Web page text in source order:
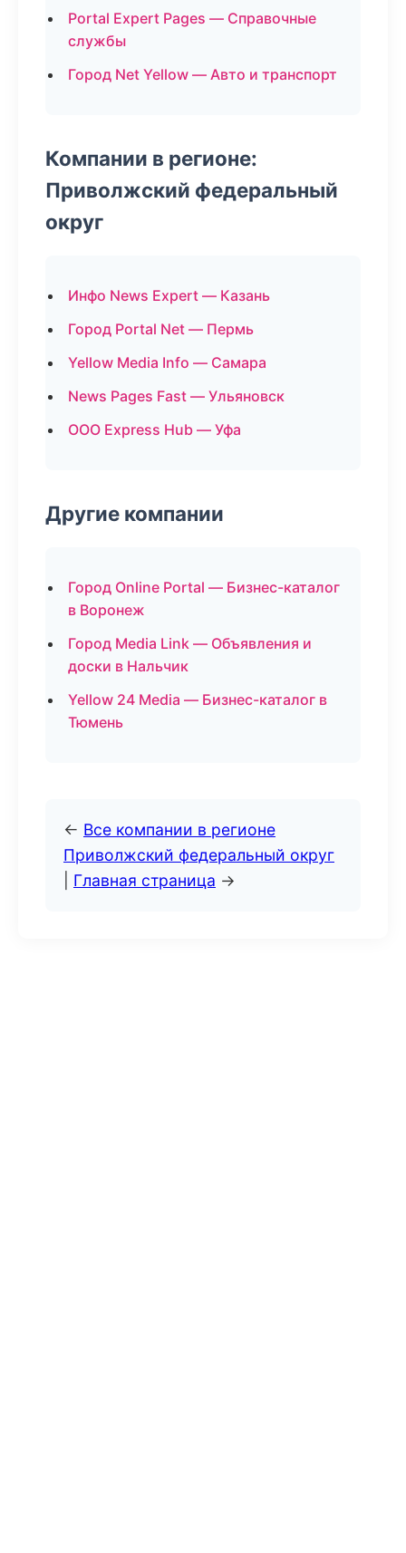
Portal Expert Pages — Справочные
службы
Город Net Yellow — Авто и транспорт
Компании в регионе:
Приволжский федеральный
округ
Инфо News Expert — Казань
Город Portal Net — Пермь
Yellow Media Info — Самара
News Pages Fast — Ульяновск
ООО Express Hub — Уфа
Другие компании
Город Online Portal — Бизнес-каталог
в Воронеж
Город Media Link — Объявления и
доски в Нальчик
Yellow 24 Media — Бизнес-каталог в
Тюмень
← Все компании в регионе
Приволжский федеральный округ
Главная страница →